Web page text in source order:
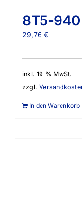
8T5-940
29,76€
inkl. 19 % MwSt.
zzgl.
In den Warenkorb